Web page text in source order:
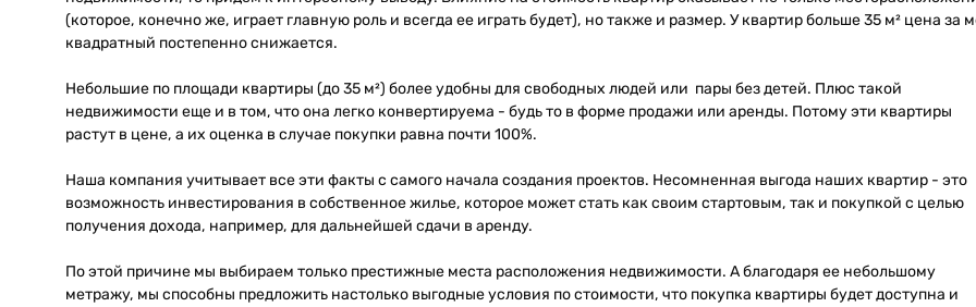
(которое, конечно же, играет главную роль и всегда ее играть будет), но также и размер. У квартир больше 35 м² цена за
квадратный постепенно снижается.
Небольшие по площади квартиры (до 35 м²) более удобны для свободных людей или пары без детей. Плюс такой
недвижимости еще и в том, что она легко конвертируема - будь то в форме продажи или аренды. Потому эти квартиры
растут в цене, а их оценка в случае покупки равна почти 100%.
Наша компания учитывает все эти факты с самого начала создания проектов. Несомненная выгода наших квартир - это
возможность инвестирования в собственное жилье, которое может стать как своим стартовым, так и покупкой с целью
получения дохода, например, для дальнейшей сдачи в аренду.
По этой причине мы выбираем только престижные места расположения недвижимости. А благодаря ее небольшому
метражу, мы способны предложить настолько выгодные условия по стоимости, что покупка квартиры будет доступна и